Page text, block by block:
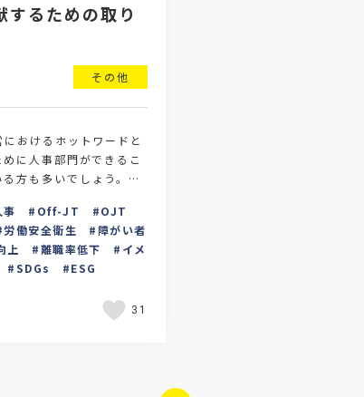
するための取り
その他
おけるホットワードと
に人事部門ができるこ
方も多いでしょう。今
事 Off-JT
OJT
労働安全衛生
障がい者
上 離職率低下
イメ
SDGs ESG
31